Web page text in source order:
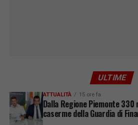
ULTIME
ATTUALITÀ 15 ore fa
Dalla Regione Piemonte 330
caserme della Guardia di